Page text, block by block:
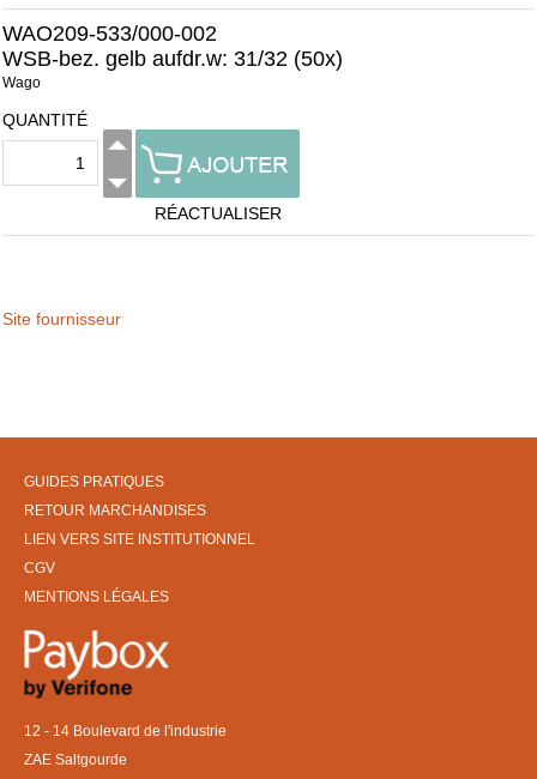
WAO209-533/000-002
WSB-bez. gelb aufdr.w: 31/32 (50x)
Wago
QUANTITÉ
RÉACTUALISER
Site fournisseur
GUIDES PRATIQUES
RETOUR MARCHANDISES
LIEN VERS SITE INSTITUTIONNEL
CGV
MENTIONS LÉGALES
12 - 14 Boulevard de l'industrie
ZAE Saltgourde